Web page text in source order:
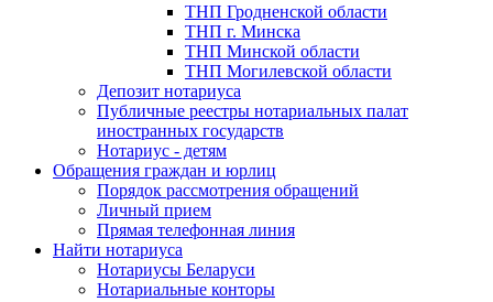
ТНП Гродненской области
ТНП г. Минска
ТНП Минской области
ТНП Могилевской области
Депозит нотариуса
Публичные реестры нотариальных палат
иностранных государств
Нотариус - детям
Обращения граждан и юрлиц
Порядок рассмотрения обращений
Личный прием
Прямая телефонная линия
Найти нотариуса
Нотариусы Беларуси
Нотариальные конторы